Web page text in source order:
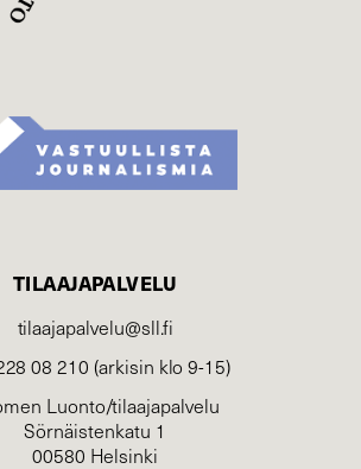
TILAAJAPALVELU
tilaajapalvelu@sll.fi
08 210 (arkisin klo 9-15)
Luonto/tilaajapalvelu
Sörnäistenkatu 1
00580 Helsinki